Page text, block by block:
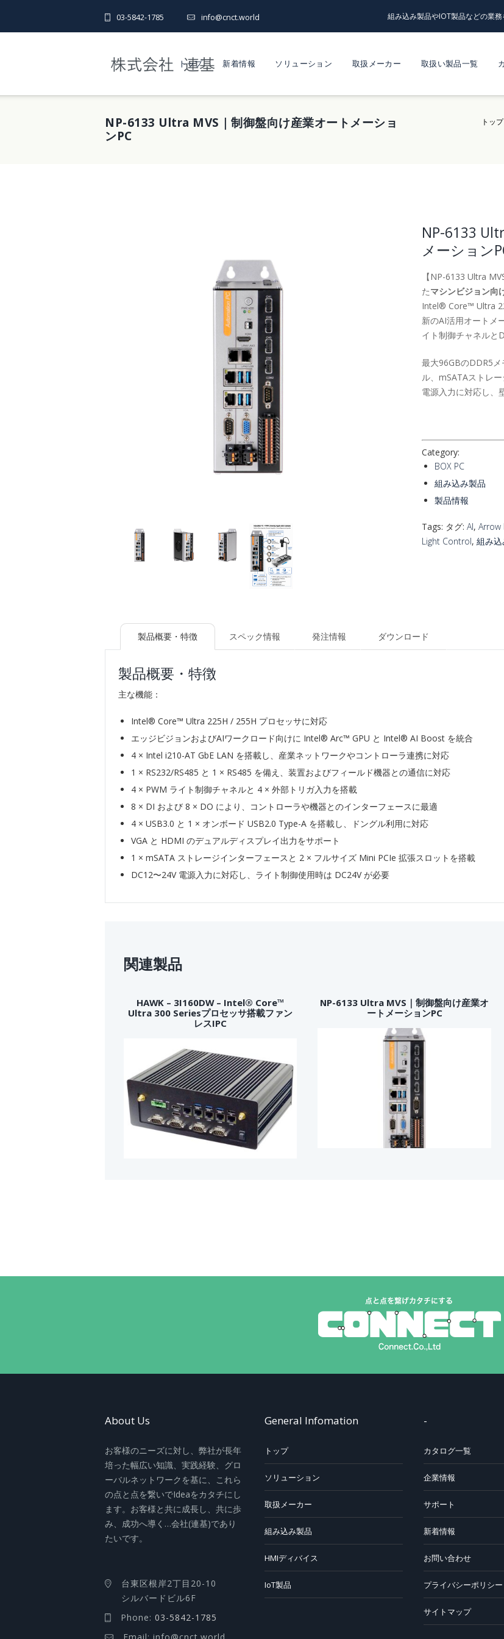
03-5842-1785 info@cnct.world 組み込み製品やIOT製品などの業
トップ 新着情報 ソリューション 取扱メーカー 取扱い製品一覧
NP-6133 Ultra MVS｜制御盤向け産業オートメーショ
ンPC
トップ
NP-6133
メーション
【NP-6133 Ultra
たマシンビジョン向
Intel® Core™ Ultra
新のAI活用オートメ
イト制御チャネルと
最大96GBのDDR5
ル、mSATAストレ
電源入力に対応し、
Category:
BOX PC
組み込み製品
製品情報
Tags: タグ: AI, Arrow
Light Control, 組み込
製品概要・特徴 スペック情報 発注情報 ダウンロード
製品概要・特徴
主な機能：
Intel® Core™ Ultra 225H / 255H プロセッサに対応
エッジビジョンおよびAIワークロード向けに Intel® Arc™ GPU と Intel® AI Boost を統合
4 × Intel i210-AT GbE LAN を搭載し、産業ネットワークやコントローラ連携に対応
1 × RS232/RS485 と 1 × RS485 を備え、装置およびフィールド機器との通信に対応
4 × PWM ライト制御チャネルと 4 × 外部トリガ入力を搭載
8 × DI および 8 × DO により、コントローラや機器とのインターフェースに最適
4 × USB3.0 と 1 × オンボード USB2.0 Type-A を搭載し、ドングル利用に対応
VGA と HDMI のデュアルディスプレイ出力をサポート
1 × mSATA ストレージインターフェースと 2 × フルサイズ Mini PCIe 拡張スロットを搭載
DC12〜24V 電源入力に対応し、ライト制御使用時は DC24V が必要
関連製品
HAWK – 3I160DW – Intel® Core™
Ultra 300 Seriesプロセッサ搭載ファン
レスIPC
NP-6133 Ultra MVS｜制御盤向け産業オ
ートメーションPC
About Us
お客様のニーズに対し、弊社が長年
培った幅広い知識、実践経験、グロ
ーバルネットワークを基に、これら
の点と点を繋いでIdeaをカタチにし
ます。お客様と共に成長し、共に歩
み、成功へ導く…会社(連基)であり
たいです。
台東区根岸2丁目20-10
シルバードビル6F
Phone: 03-5842-1785
General Infomation
トップ
ソリューション
取扱メーカー
組み込み製品
HMIディバイス
IoT製品
-
カタログ一覧
企業情報
サポート
新着情報
お問い合わせ
プライバシーポリシー
サイトマップ